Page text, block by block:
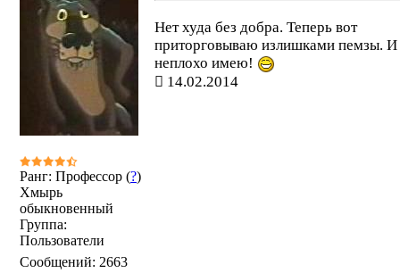
Ранг: Профессор (?)
Хмырь
обыкновенный
Группа:
Пользователи
Сообщений: 2663
Нет худа без добра. Теперь вот
приторговываю излишками пемзы. И
неплохо имею!
14.02.2014